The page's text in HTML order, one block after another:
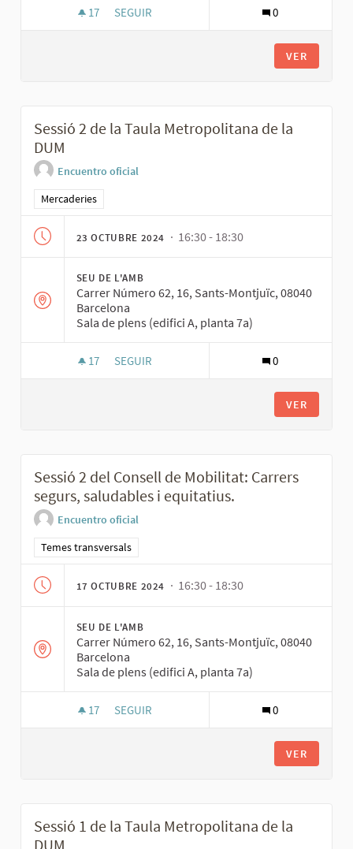
17 17 SEGUIDORAS
SEGUIR 0
VER
Sessió 2 de la Taula Metropolitana de la
DUM
Encuentro oficial
Resultados al filtrar por la categoría: Mercaderies
Mercaderies
23 OCTUBRE 2024 · 16:30 - 18:30
SEU DE L'AMB
Carrer Número 62, 16, Sants-Montjuïc, 08040
Barcelona
Sala de plens (edifici A, planta 7a)
17 17 SEGUIDORAS
SEGUIR 0
VER
Sessió 2 del Consell de Mobilitat: Carrers
segurs, saludables i equitatius.
Encuentro oficial
Resultados al filtrar por la categoría: Temes transversals
Temes transversals
17 OCTUBRE 2024 · 16:30 - 18:30
SEU DE L'AMB
Carrer Número 62, 16, Sants-Montjuïc, 08040
Barcelona
Sala de plens (edifici A, planta 7a)
17 17 SEGUIDORAS
SEGUIR 0
VER
Sessió 1 de la Taula Metropolitana de la
DUM